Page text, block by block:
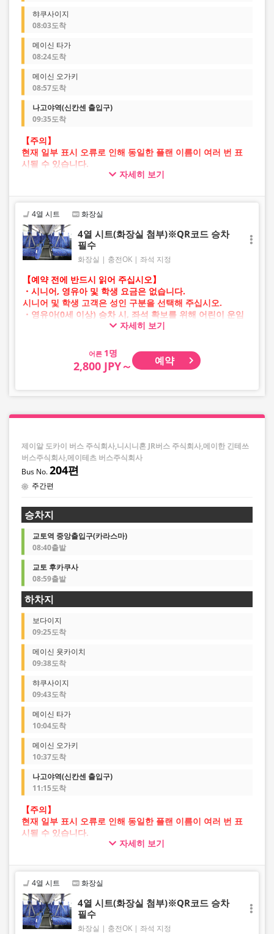
햐쿠사이지
08:03도착
메이신 타가
08:24도착
메이신 오가키
08:57도착
나고야역(신칸센 출입구)
09:35도착
【주의】
현재 일부 표시 오류로 인해 동일한 플랜 이름이 여러 번 표
시될 수 있습니다.
이 경우 예약 진행 중 오류가 발생할 가능성이 있습니다.
플랜을 선택하여 예약해 주시기 바랍니다.
자세히 보기
4열 시트 화장실
4열 시트(화장실 첨부)※QR코드 승차
필수
화장실 충전OK 좌석 지정
【예약 전에 반드시 읽어 주십시오】
・시니어, 영유아 및 학생 요금은 없습니다.
시니어 및 학생 고객은 성인 구분을 선택해 주십시오.
・영유아(0세 이상) 승차 시, 좌석 확보를 위해 어린이 운임
・AM 1시~5시 사이에는 시스템 점검으로 인해 예약이 불가
매 가격을 확인한 후 예약해 주십시오.
자세히 보기
어른
2,800 JPY～ 예약
제이알 도카이 버스 주식회사,니시니혼 JR버스 주식회사,메이한 긴테쓰
버스주식회사,메이테츠 버스주식회사
204편
주간편
승차지
교토역 중앙출입구(카라스마)
08:40출발
교토 후카쿠사
08:59출발
하차지
보다이지
09:25도착
메이신 욧카이치
09:38도착
햐쿠사이지
09:43도착
메이신 타가
10:04도착
메이신 오가키
10:37도착
나고야역(신칸센 출입구)
11:15도착
【주의】
현재 일부 표시 오류로 인해 동일한 플랜 이름이 여러 번 표
시될 수 있습니다.
이 경우 예약 진행 중 오류가 발생할 가능성이 있습니다.
플랜을 선택하여 예약해 주시기 바랍니다.
자세히 보기
4열 시트 화장실
4열 시트(화장실 첨부)※QR코드 승차
필수
화장실 충전OK 좌석 지정